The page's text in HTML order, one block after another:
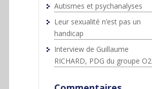
Autismes et psychanalyses
Leur sexualité n’est pas un
handicap
Interview de Guillaume
RICHARD, PDG du groupe O2